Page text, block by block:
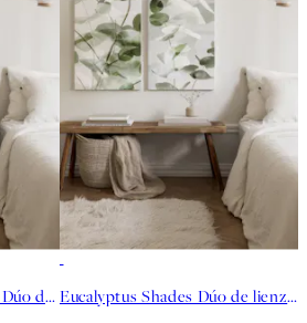
Abstract Scenery Green Dúo de lienzos Eucalyptus Shades Dúo de lienzos